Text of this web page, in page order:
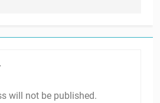
will not be published.